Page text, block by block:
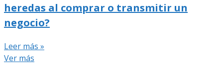
heredas al comprar o transmitir un
negocio?
Leer más »
Ver más